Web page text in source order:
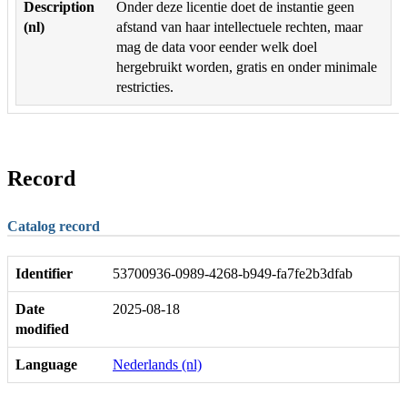
Description
(nl)
Onder deze licentie doet de instantie geen
afstand van haar intellectuele rechten, maar
mag de data voor eender welk doel
hergebruikt worden, gratis en onder minimale
restricties.
Record
Catalog record
Identifier 53700936-0989-4268-b949-fa7fe2b3dfab
Date
modified
2025-08-18
Language Nederlands (nl)